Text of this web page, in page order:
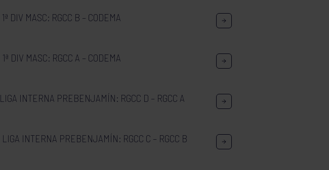
1ª DIV MASC: RGCC B – CODEMA
1ª DIV MASC: RGCC A – CODEMA
LIGA INTERNA PREBENJAMÍN: RGCC D – RGCC A
LIGA INTERNA PREBENJAMÍN: RGCC C – RGCC B